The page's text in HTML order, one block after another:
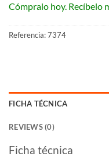
Cómpralo hoy. Recíbelo
Referencia:7374
FICHA TÉCNICA
REVIEWS (0)
Ficha técnica